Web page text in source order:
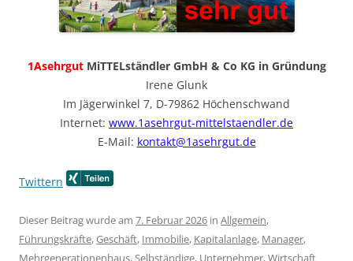
1AsehrgutMiTTELständler GmbH & Co KG in Gründung
Irene Glunk
Im Jägerwinkel 7, D-79862 Höchenschwand
Internet: www.1asehrgut-mittelstaendler.de
E-Mail: kontakt@1asehrgut.de
Twittern
Dieser Beitrag wurde am 7. Februar 2026 in Allgemein,
Führungskräfte,Geschäft, Immobilie, Kapitalanlage, Manager,
Mehrgenerationenhaus, Selbständige, Unternehmer,Wirtschaft